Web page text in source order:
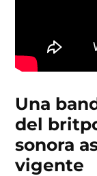
Una
del
sonora
vigente